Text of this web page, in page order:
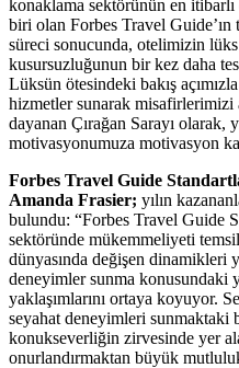
konaklama sektörünün en
biri olan Forbes Travel Guide’ın
süreci sonucunda, otelimizin
kusursuzluğunun bir kez daha
Lüksün ötesindeki bakış
hizmetler sunarak misafirlerimizi
dayanan Çırağan Sarayı
motivasyonumuza motivasyon
Forbes Travel Guide
Amanda Frasier; yılın
bulundu: “Forbes Travel Guide
sektöründe mükemmeliyeti
dünyasında değişen dinamikleri
deneyimler sunma konusundaki
yaklaşımlarını ortaya koyuyor.
seyahat deneyimleri sunmaktaki
konukseverliğin zirvesinde yer
onurlandırmaktan büyük